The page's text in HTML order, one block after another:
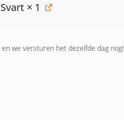
× 1
we versturen het dezelfde dag nog!